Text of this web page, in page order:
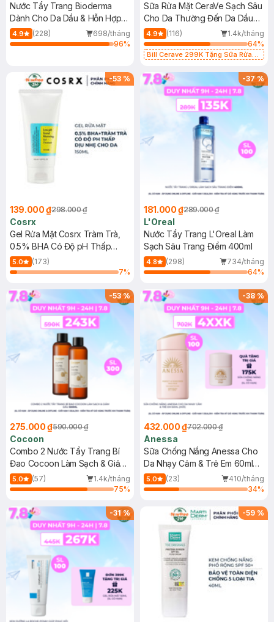
Nước Tẩy Trang Bioderma
Dành Cho Da Dầu & Hỗn Hợp
500ml
4.9 (228)
698/tháng
96%
Sữa Rửa Mặt CeraVe Sạch Sâu
Cho Da Thường Đến Da Dầu
473ml
4.9 (116)
1.4k/tháng
64%
Bill Cerave 299K Tặng Sữa Rửa
-53 %
139.000 ₫298.000 ₫
Cosrx
Gel Rửa Mặt Cosrx Tràm Trà,
0.5% BHA Có Độ pH Thấp
150ml
5.0
(173)
7%
-37%
181.000 ₫289.000 ₫
L'Oreal
Nước Tẩy Trang L'Oreal Làm
Sạch Sâu Trang Điểm 400ml
4.8 (298)
734/tháng
64%
-53%
275.000 ₫590.000 ₫
Cocoon
Combo 2 Nước Tẩy Trang Bí
Đao Cocoon Làm Sạch & Giảm
Dầu 500ml
5.0 (57)
1.4k/tháng
75%
-38%
432.000 ₫702.000 ₫
Anessa
Sữa Chống Nắng Anessa Cho
Da Nhạy Cảm & Trẻ Em 60ml
(Mới)
5.0 (23)
410/tháng
34%
-31% -59 %